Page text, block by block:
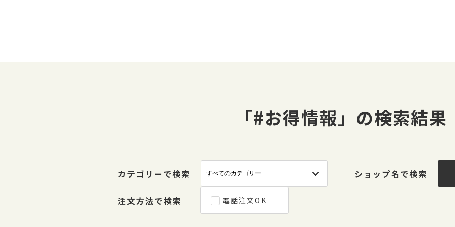
「#お得情報」の検索結果
カテゴリーで検索 ショップ名で検索
注文方法で検索 電話注文OK